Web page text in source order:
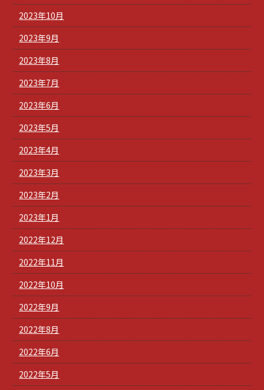
2023年10月
2023年9月
2023年8月
2023年7月
2023年6月
2023年5月
2023年4月
2023年3月
2023年2月
2023年1月
2022年12月
2022年11月
2022年10月
2022年9月
2022年8月
2022年6月
2022年5月